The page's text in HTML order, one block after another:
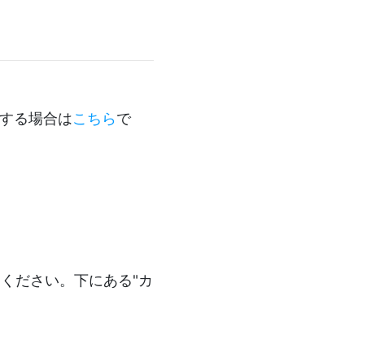
る場合はこちらで
ださい。下にある"カ